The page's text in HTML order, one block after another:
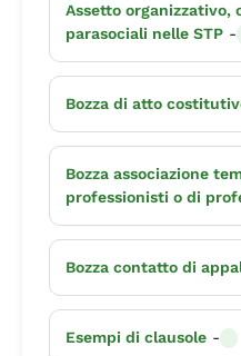
Assetto organizzativo,
parasociali nelle STP -
Bozza di atto
Bozza associazione
professionisti o di
Bozza contatto di
Esempi di clausole -